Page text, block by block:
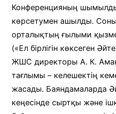
Конференцияның
көрсетумен ашылды.
орталықтың ғылыми
(«Ел бірлігін көксеген
ЖШС директоры А. К.
тағлымы – келешектің
жасады. Баяндамаларда
кеңесінде сыртқы және